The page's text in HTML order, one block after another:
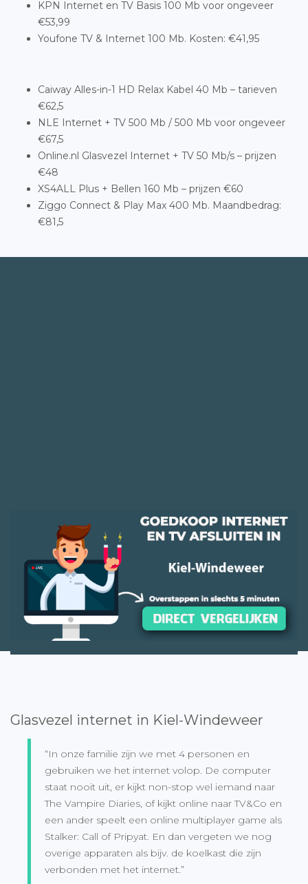
KPN Internet en TV Basis 100 Mb voor ongeveer
€53,99
Youfone TV & Internet 100 Mb. Kosten: €41,95
Caiway Alles-in-1 HD Relax Kabel 40 Mb – tarieven
€62,5
NLE Internet + TV 500 Mb / 500 Mb voor ongeveer
€67,5
Online.nl Glasvezel Internet + TV 50 Mb/s – prijzen
€48
XS4ALL Plus + Bellen 160 Mb – prijzen €60
Ziggo Connect & Play Max 400 Mb. Maandbedrag:
€81,5
Glasvezel internet in Kiel-Windeweer
“In onze familie zijn we met 4 personen en
gebruiken we het internet volop. De computer
staat nooit uit, er kijkt non-stop wel iemand naar
The Vampire Diaries, of kijkt online naar TV&Co en
een ander speelt een online multiplayer game als
Stalker: Call of Pripyat. En dan vergeten we nog
overige apparaten als bijv. de koelkast die zijn
verbonden met het internet.”